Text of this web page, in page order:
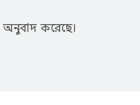
অনুবাদ করেছে।